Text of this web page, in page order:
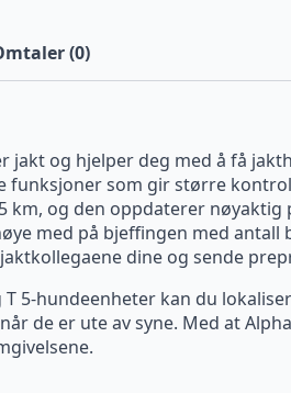
(0)
jakt og hjelper deg med å få
funksjoner som gir større
km, og den oppdaterer
med på bjeffingen med
dine og sende
5-hundeenheter kan du
de er ute av syne. Med at